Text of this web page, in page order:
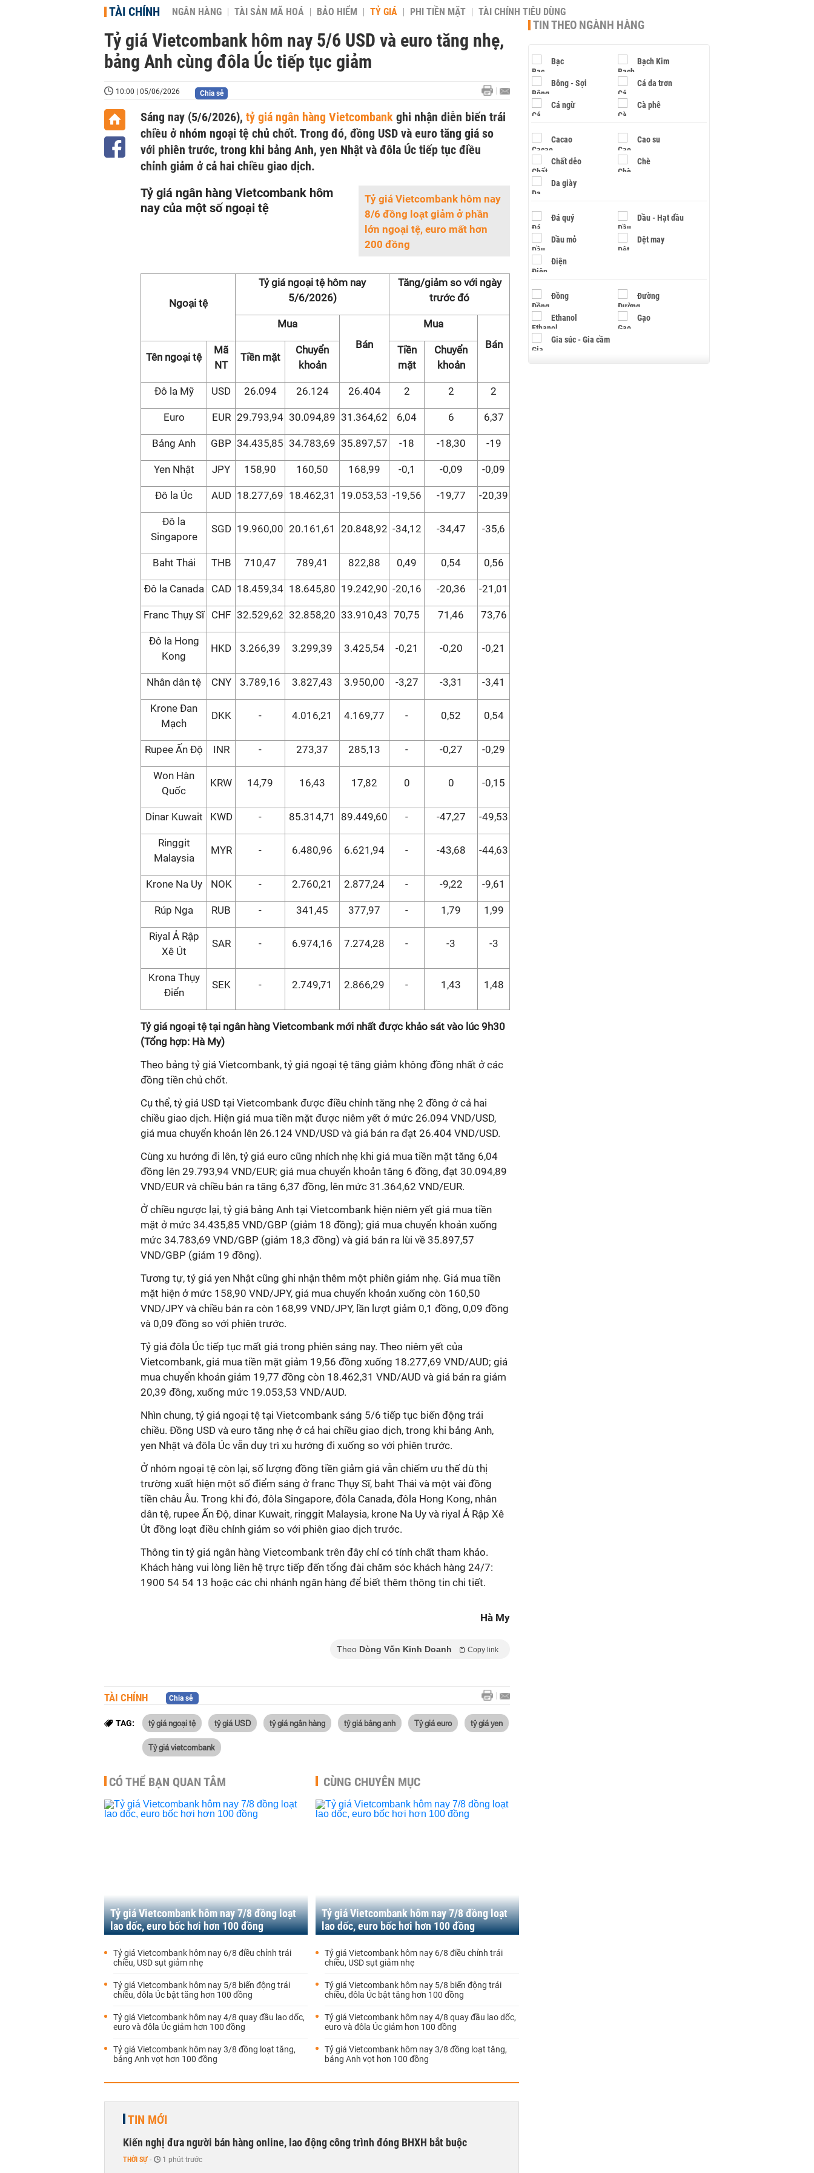
TÀI CHÍNH NGÂN HÀNG TÀI SẢN MÃ HOÁ BẢO HIỂM TỶ GIÁ PHI TIỀN MẶT TÀI CHÍNH TIÊU DÙNG
Tỷ giá Vietcombank hôm nay 5/6 USD và euro tăng nhẹ,
bảng Anh cùng đôla Úc tiếp tục giảm
10:00 | 05/06/2026 Chia sẻ
Sáng nay (5/6/2026), tỷ giá ngân hàng Vietcombank ghi nhận diễn biến trái
chiều ở nhóm ngoại tệ chủ chốt. Trong đó, đồng USD và euro tăng giá so
với phiên trước, trong khi bảng Anh, yen Nhật và đôla Úc tiếp tục điều
chỉnh giảm ở cả hai chiều giao dịch.
Tỷ giá Vietcombank hôm nay
8/6 đồng loạt giảm ở phần
lớn ngoại tệ, euro mất hơn
200 đồng
Tỷ giá ngân hàng Vietcombank hôm
nay của một số ngoại tệ
Ngoại tệ
Tỷ giá ngoại tệ hôm nay
5/6/2026)
Tăng/giảm so với ngày
trước đó
Mua
Bán
Mua
Bán
Tên ngoại tệ
Mã
NT
Tiền mặt
Chuyển
khoản
Tiền
mặt
Chuyển
khoản
Đô la Mỹ USD 26.094 26.124 26.404 2 2 2
Euro EUR 29.793,94 30.094,89 31.364,62 6,04 6 6,37
Bảng Anh GBP 34.435,85 34.783,69 35.897,57 -18 -18,30 -19
Yen Nhật JPY 158,90 160,50 168,99 -0,1 -0,09 -0,09
Đô la Úc AUD 18.277,69 18.462,31 19.053,53 -19,56 -19,77 -20,39
Đô la
Singapore
SGD 19.960,00 20.161,61 20.848,92 -34,12 -34,47 -35,6
Baht Thái THB 710,47 789,41 822,88 0,49 0,54 0,56
Đô la Canada CAD 18.459,34 18.645,80 19.242,90 -20,16 -20,36 -21,01
Franc Thụy Sĩ CHF 32.529,62 32.858,20 33.910,43 70,75 71,46 73,76
Đô la Hong
Kong
HKD 3.266,39 3.299,39 3.425,54 -0,21 -0,20 -0,21
Nhân dân tệ CNY 3.789,16 3.827,43 3.950,00 -3,27 -3,31 -3,41
Krone Đan
Mạch
DKK - 4.016,21 4.169,77 - 0,52 0,54
Rupee Ấn Độ INR - 273,37 285,13 - -0,27 -0,29
Won Hàn
Quốc
KRW 14,79 16,43 17,82 0 0 -0,15
Dinar Kuwait KWD - 85.314,71 89.449,60 - -47,27 -49,53
Ringgit
Malaysia
MYR - 6.480,96 6.621,94 - -43,68 -44,63
Krone Na Uy NOK - 2.760,21 2.877,24 - -9,22 -9,61
Rúp Nga RUB - 341,45 377,97 - 1,79 1,99
Riyal Ả Rập
Xê Út
SAR - 6.974,16 7.274,28 - -3 -3
Krona Thụy
Điển
SEK - 2.749,71 2.866,29 - 1,43 1,48
Tỷ giá ngoại tệ tại ngân hàng Vietcombank mới nhất được khảo sát vào lúc 9h30
(Tổng hợp: Hà My)
Theo bảng tỷ giá Vietcombank, tỷ giá ngoại tệ tăng giảm không đồng nhất ở các
đồng tiền chủ chốt.
Cụ thể, tỷ giá USD tại Vietcombank được điều chỉnh tăng nhẹ 2 đồng ở cả hai
chiều giao dịch. Hiện giá mua tiền mặt được niêm yết ở mức 26.094 VND/USD,
giá mua chuyển khoản lên 26.124 VND/USD và giá bán ra đạt 26.404 VND/USD.
Cùng xu hướng đi lên, tỷ giá euro cũng nhích nhẹ khi giá mua tiền mặt tăng 6,04
đồng lên 29.793,94 VND/EUR; giá mua chuyển khoản tăng 6 đồng, đạt 30.094,89
VND/EUR và chiều bán ra tăng 6,37 đồng, lên mức 31.364,62 VND/EUR.
Ở chiều ngược lại, tỷ giá bảng Anh tại Vietcombank hiện niêm yết giá mua tiền
mặt ở mức 34.435,85 VND/GBP (giảm 18 đồng); giá mua chuyển khoản xuống
mức 34.783,69 VND/GBP (giảm 18,3 đồng) và giá bán ra lùi về 35.897,57
VND/GBP (giảm 19 đồng).
Tương tự, tỷ giá yen Nhật cũng ghi nhận thêm một phiên giảm nhẹ. Giá mua tiền
mặt hiện ở mức 158,90 VND/JPY, giá mua chuyển khoản xuống còn 160,50
VND/JPY và chiều bán ra còn 168,99 VND/JPY, lần lượt giảm 0,1 đồng, 0,09 đồng
và 0,09 đồng so với phiên trước.
Tỷ giá đôla Úc tiếp tục mất giá trong phiên sáng nay. Theo niêm yết của
Vietcombank, giá mua tiền mặt giảm 19,56 đồng xuống 18.277,69 VND/AUD; giá
mua chuyển khoản giảm 19,77 đồng còn 18.462,31 VND/AUD và giá bán ra giảm
20,39 đồng, xuống mức 19.053,53 VND/AUD.
Nhìn chung, tỷ giá ngoại tệ tại Vietcombank sáng 5/6 tiếp tục biến động trái
chiều. Đồng USD và euro tăng nhẹ ở cả hai chiều giao dịch, trong khi bảng Anh,
yen Nhật và đôla Úc vẫn duy trì xu hướng đi xuống so với phiên trước.
Ở nhóm ngoại tệ còn lại, số lượng đồng tiền giảm giá vẫn chiếm ưu thế dù thị
trường xuất hiện một số điểm sáng ở franc Thụy Sĩ, baht Thái và một vài đồng
tiền châu Âu. Trong khi đó, đôla Singapore, đôla Canada, đôla Hong Kong, nhân
dân tệ, rupee Ấn Độ, dinar Kuwait, ringgit Malaysia, krone Na Uy và riyal Ả Rập Xê
Út đồng loạt điều chỉnh giảm so với phiên giao dịch trước.
Thông tin tỷ giá ngân hàng Vietcombank trên đây chỉ có tính chất tham khảo.
Khách hàng vui lòng liên hệ trực tiếp đến tổng đài chăm sóc khách hàng 24/7:
1900 54 54 13 hoặc các chi nhánh ngân hàng để biết thêm thông tin chi tiết.
Hà My
Theo Dòng Vốn Kinh Doanh Copy link
TÀI CHÍNH Chia sẻ
TAG: tỷ giá ngoại tệ tỷ giá USD tỷ giá ngân hàng tỷ giá bảng anh Tỷ giá euro tỷ giá yen
Tỷ giá vietcombank
CÓ THỂ BẠN QUAN TÂM
Tỷ giá Vietcombank hôm nay 7/8 đồng loạt
lao dốc, euro bốc hơi hơn 100 đồng
Tỷ giá Vietcombank hôm nay 6/8 điều chỉnh trái
chiều, USD sụt giảm nhẹ
Tỷ giá Vietcombank hôm nay 5/8 biến động trái
chiều, đôla Úc bật tăng hơn 100 đồng
Tỷ giá Vietcombank hôm nay 4/8 quay đầu lao dốc,
euro và đôla Úc giảm hơn 100 đồng
Tỷ giá Vietcombank hôm nay 3/8 đồng loạt tăng,
bảng Anh vọt hơn 100 đồng
CÙNG CHUYÊN MỤC
Tỷ giá Vietcombank hôm nay 7/8 đồng loạt
lao dốc, euro bốc hơi hơn 100 đồng
Tỷ giá Vietcombank hôm nay 6/8 điều chỉnh trái
chiều, USD sụt giảm nhẹ
Tỷ giá Vietcombank hôm nay 5/8 biến động trái
chiều, đôla Úc bật tăng hơn 100 đồng
Tỷ giá Vietcombank hôm nay 4/8 quay đầu lao dốc,
euro và đôla Úc giảm hơn 100 đồng
Tỷ giá Vietcombank hôm nay 3/8 đồng loạt tăng,
bảng Anh vọt hơn 100 đồng
TIN MỚI
Kiến nghị đưa người bán hàng online, lao động công trình đóng BHXH bắt buộc
THỜI SỰ - 1 phút trước
TIN THEO NGÀNH HÀNG
Bạc Bạch Kim
Bông - Sợi Cá da trơn
Cá ngừ Cà phê
Cacao Cao su
Chất dẻo Chè
Da giày
Đá quý Dầu - Hạt dầu
Dầu mỏ Dệt may
Điện
Đồng Đường
Ethanol Gạo
Gia súc - Gia cầm